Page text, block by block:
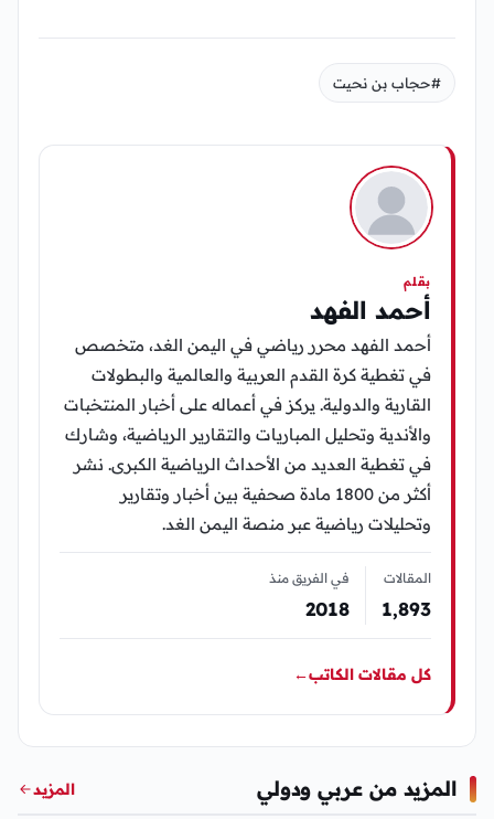
#حجاب بن نحيت
بقلم
أحمد الفهد
أحمد الفهد محرر رياضي في اليمن الغد، متخصص
في تغطية كرة القدم العربية والعالمية والبطولات
القارية والدولية. يركز في أعماله على أخبار المنتخبات
والأندية وتحليل المباريات والتقارير الرياضية، وشارك
في تغطية العديد من الأحداث الرياضية الكبرى. نشر
أكثر من 1800 مادة صحفية بين أخبار وتقارير
وتحليلات رياضية عبر منصة اليمن الغد.
المقالات
1٬893
في الفريق منذ
2018
كل مقالات الكاتب←
المزيد من عربي ودولي المزيد